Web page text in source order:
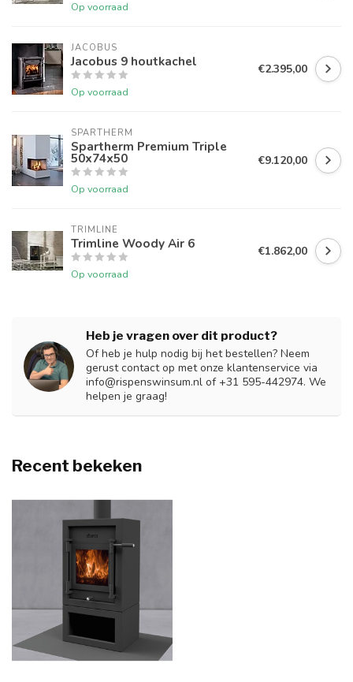
Op voorraad
JACOBUS
Jacobus 9 houtkachel
Op voorraad
€2.395,00
SPARTHERM
Spartherm Premium Triple
50x74x50
Op voorraad
€9.120,00
TRIMLINE
Trimline Woody Air 6
Op voorraad
€1.862,00
Heb je vragen over dit product?
Of heb je hulp nodig bij het bestellen? Neem
gerust contact op met onze klantenservice via
info@rispenswinsum.nl of +31 595-442974. We
helpen je graag!
Recent bekeken